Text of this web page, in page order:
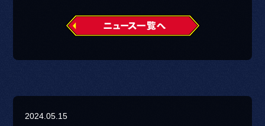
2024.05.15